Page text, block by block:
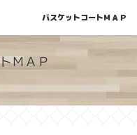
バスケットコート情報
ＭＡＰ
バスケットコートＭＡＰ